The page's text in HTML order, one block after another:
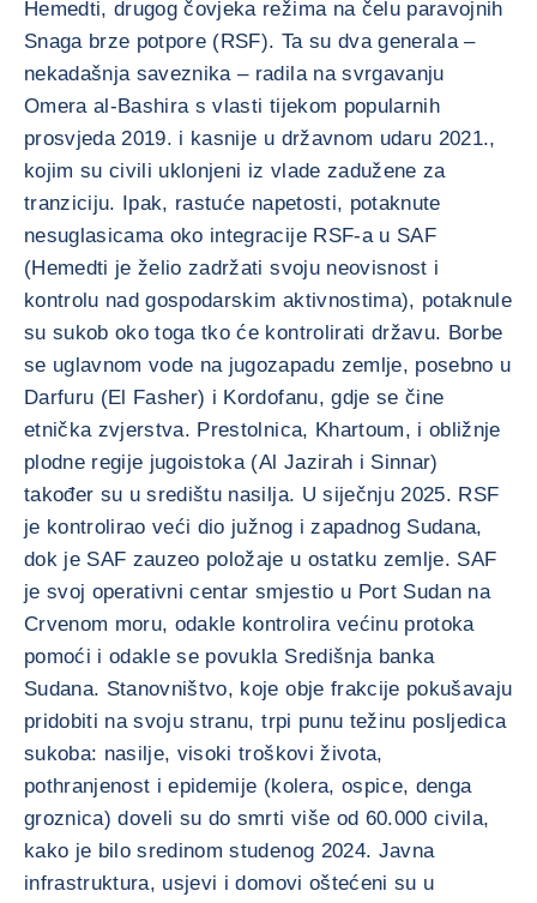
Hemedti, drugog čovjeka režima na čelu paravojnih
Snaga brze potpore (RSF). Ta su dva generala –
nekadašnja saveznika – radila na svrgavanju
Omera al-Bashira s vlasti tijekom popularnih
prosvjeda 2019. i kasnije u državnom udaru 2021.,
kojim su civili uklonjeni iz vlade zadužene za
tranziciju. Ipak, rastuće napetosti, potaknute
nesuglasicama oko integracije RSF-a u SAF
(Hemedti je želio zadržati svoju neovisnost i
kontrolu nad gospodarskim aktivnostima), potaknule
su sukob oko toga tko će kontrolirati državu. Borbe
se uglavnom vode na jugozapadu zemlje, posebno u
Darfuru (El Fasher) i Kordofanu, gdje se čine
etnička zvjerstva. Prestolnica, Khartoum, i obližnje
plodne regije jugoistoka (Al Jazirah i Sinnar)
također su u središtu nasilja. U siječnju 2025. RSF
je kontrolirao veći dio južnog i zapadnog Sudana,
dok je SAF zauzeo položaje u ostatku zemlje. SAF
je svoj operativni centar smjestio u Port Sudan na
Crvenom moru, odakle kontrolira većinu protoka
pomoći i odakle se povukla Središnja banka
Sudana. Stanovništvo, koje obje frakcije pokušavaju
pridobiti na svoju stranu, trpi punu težinu posljedica
sukoba: nasilje, visoki troškovi života,
pothranjenost i epidemije (kolera, ospice, denga
groznica) doveli su do smrti više od 60.000 civila,
kako je bilo sredinom studenog 2024. Javna
infrastruktura, usjevi i domovi oštećeni su u